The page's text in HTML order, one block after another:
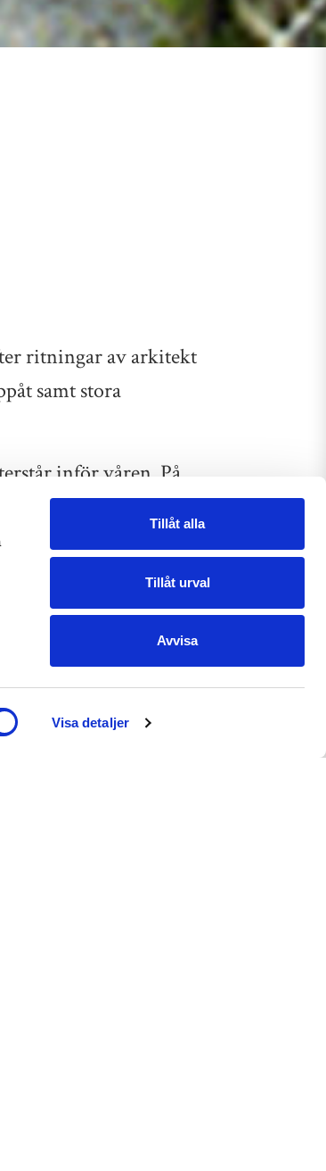
Visa detaljer
Tillåt alla
Tillåt urval
Avvisa
ritningar av arkitekt
samt stora
inför våren. På
fokus på tekniska
fem tvättstugor, två
av miljöhus.
De nya systemen